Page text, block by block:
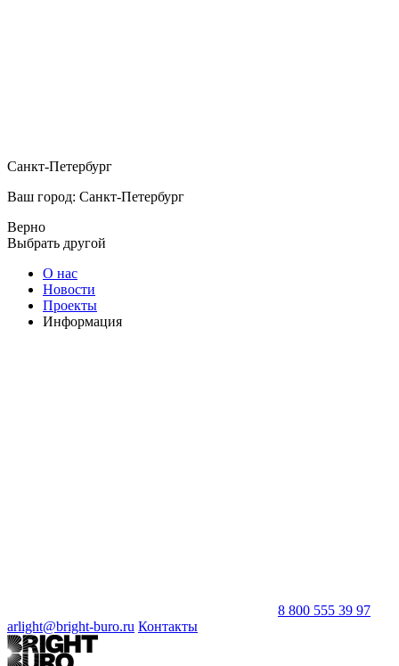
Санкт-Петербург
Ваш город: Санкт-Петербург
Верно
Выбрать другой
О нас
Новости
Проекты
Информация
8 800 555 39 97
arlight@bright-buro.ru Контакты